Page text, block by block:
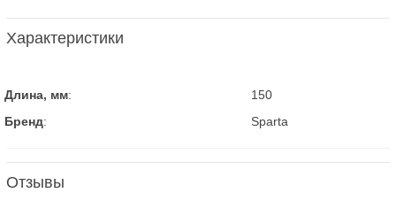
Характеристики
Длина, мм:
150
Бренд: Sparta
Отзывы